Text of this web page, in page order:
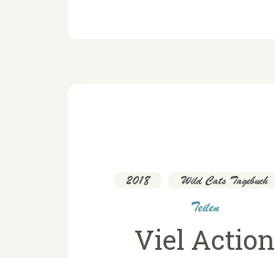
2018 Wild Cats Tagebuch
Teilen
Viel Action